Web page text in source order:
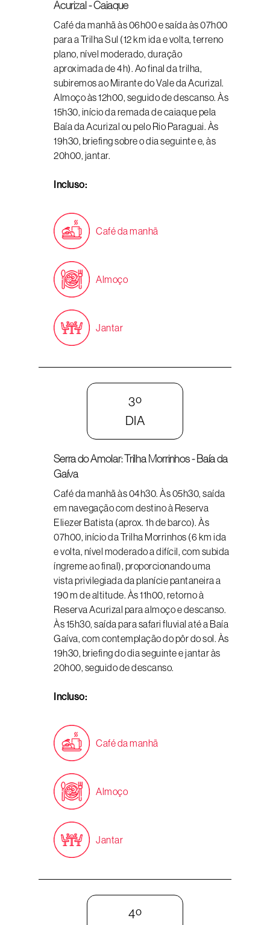
Acurizal - Caiaque
Café da manhã às 06h00 e saída às 07h00
para a Trilha Sul (12 km ida e volta, terreno
plano, nível moderado, duração
aproximada de 4h). Ao final da trilha,
subiremos ao Mirante do Vale da Acurizal.
Almoço às 12h00, seguido de descanso. Às
15h30, início da remada de caiaque pela
Baía da Acurizal ou pelo Rio Paraguai. Às
19h30, briefing sobre o dia seguinte e, às
20h00, jantar.
Incluso:
Café da manhã
Almoço
Jantar
3º
DIA
Serra do Amolar: Trilha Morrinhos - Baía da
Gaíva
Café da manhã às 04h30. Às 05h30, saída
em navegação com destino à Reserva
Eliezer Batista (aprox. 1h de barco). Às
07h00, início da Trilha Morrinhos (6 km ida
e volta, nível moderado a difícil, com subida
íngreme ao final), proporcionando uma
vista privilegiada da planície pantaneira a
190 m de altitude. Às 11h00, retorno à
Reserva Acurizal para almoço e descanso.
Às 15h30, saída para safari fluvial até a Baía
Gaíva, com contemplação do pôr do sol. Às
19h30, briefing do dia seguinte e jantar às
20h00, seguido de descanso.
Incluso:
Café da manhã
Almoço
Jantar
4º